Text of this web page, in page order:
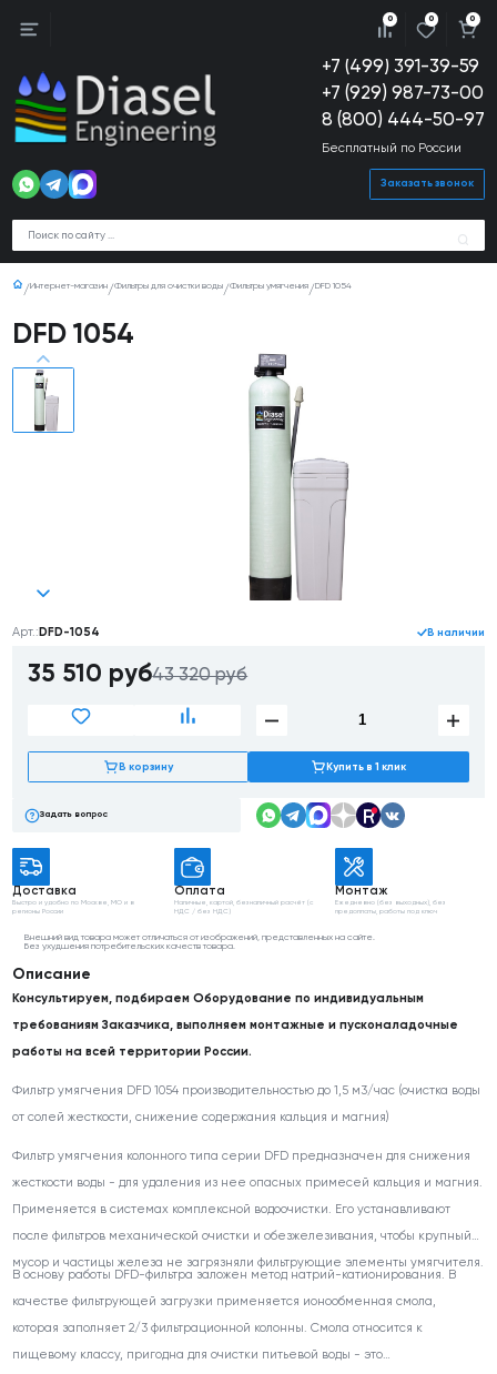
+7 (499) 391-39-59
+7 (929) 987-73-00
8 (800) 444-50-97
Бесплатный по России
Заказать звонок
0 0 0
Интернет-магазин Фильтры для очистки воды Фильтры умягчения DFD 1054
DFD 1054
Арт.: DFD-1054 В наличии
35 510 руб43 320 руб
В корзину Купить в 1 клик
Задать вопрос
Доставка
Быстро и удобно по Москве, МО и в
регионы России
Оплата
Наличные, картой, безналичный расчёт(с
НДС / без НДС)
Монтаж
Ежедневно (без выходных), без
предоплаты, работы под ключ
Внешний вид товара может отличаться от изображений, представленных на сайте.
Без ухудшения потребительских качеств товара.
Описание
Консультируем, подбираем Оборудование по индивидуальным
требованиям Заказчика, выполняем монтажные и пусконаладочные
работы на всей территории России.
Фильтр умягчения DFD 1054 производительностью до 1,5 м3/час (очистка воды
от солей жесткости, снижение содержания кальция и магния)
Фильтр умягчения колонного типа серии DFD предназначен для снижения
жесткости воды - для удаления из нее опасных примесей кальция и магния.
Применяется в системах комплексной водоочистки. Его устанавливают
после фильтров механической очистки и обезжелезивания, чтобы крупный
мусор и частицы железа не загрязняли фильтрующие элементы умягчителя.
В основу работы DFD-фильтра заложен метод натрий-катионирования. В
качестве фильтрующей загрузки применяется ионообменная смола,
которая заполняет 2/3 фильтрационной колонны. Смола относится к
пищевому классу, пригодна для очистки питьевой воды - это